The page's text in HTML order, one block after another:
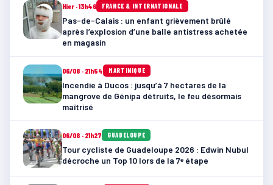
Hier · 13h46 FRANCE & INTERNATIONALE
Pas-de-Calais : un enfant grièvement brûlé
après l’explosion d’une balle antistress achetée
en magasin
06/08 · 21h54 MARTINIQUE
Incendie à Ducos : jusqu’à 7 hectares de la
mangrove de Génipa détruits, le feu désormais
maîtrisé
06/08 · 21h27 GUADELOUPE
Tour cycliste de Guadeloupe 2026 : Edwin Nubul
décroche un Top 10 lors de la 7ᵉ étape